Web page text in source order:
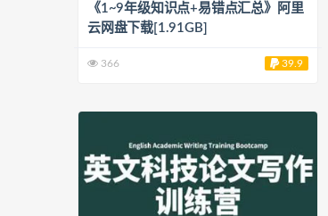
《1~9年级知识点+易错点汇总》阿里
云网盘下载[1.91GB]
366 39.9